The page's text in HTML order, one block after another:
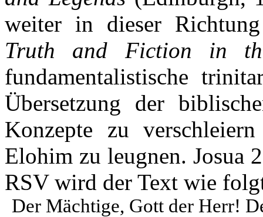
weiter in dieser
Truth and Fiction in
fundamentalistische
Übersetzung der
Konzepte zu
Elohim zu leugnen. Josua
RSV wird der Text wie
Der Mächtige, Gott der Herr!